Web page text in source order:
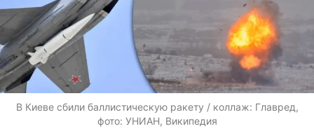
В Киеве сбили баллистическую ракету / коллаж: Главред,
фото: УНИАН, Википедия